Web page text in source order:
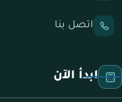
اتصل بنا
ابدأ الآن